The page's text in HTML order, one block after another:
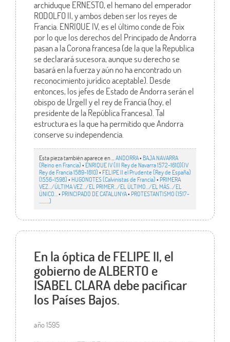
archiduque ERNESTO, el hemano del emperador
RODOLFO II, y ambos deben ser los reyes de
Francia. ENRIQUE IV, es el último conde de Foix
por lo que los derechos del Principado de Andorra
pasan a la Corona francesa (de la que la Republica
se declarará sucesora, aunque su derecho se
basará en la fuerza y aún no ha encontrado un
reconocimiento jurídico aceptable). Desde
entonces, los jefes de Estado de Andorra serán el
obispo de Urgell y el rey de Francia (hoy, el
presidente de la República Francesa). Tal
estructura es la que ha permitido que Andorra
conserve su independencia.
Esta pieza también aparece en ... ANDORRA• BAJA NAVARRA
(Reino en Francia)• ENRIQUE IV (III Rey de Navarra 1572-1610)(IV
Rey de Francia 1589-1610)• FELIPE II el Prudente (Rey de España)
(1556-1598)• HUGONOTES (Calvinistas de Francia)• PRIMERA
VEZ.../ÚLTIMA VEZ…/EL PRIMER.../EL ÚLTIMO…/EL MÁS…/EL
ÚNICO… • PRINCIPADO DE CATALUNYA• PROTESTANTISMO (1517-
……….)
En la óptica de FELIPE II, el
gobierno de ALBERTO e
ISABEL CLARA debe pacificar
los Países Bajos.
año 1595